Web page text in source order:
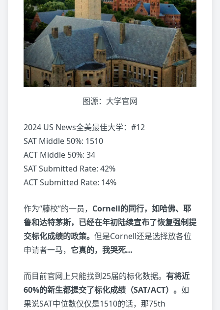
图源：大学官网
2024 US News全美最佳大学：#12
SAT Middle 50%: 1510
ACT Middle 50%: 34
SAT Submitted Rate: 42%
ACT Submitted Rate: 14%
作为“藤校”的一员， Cornell的同行，如哈佛、耶
鲁和达特茅斯，已经在年初陆续宣布了恢复强制提
交标化成绩的政策。 但是Cornell还是选择放各位
申请者一马， 它真的，我哭死…
而目前官网上只能找到25届的标化数据。 有将近
60%的新生都提交了标化成绩（SAT/ACT）。 如
果说SAT中位数仅仅是1510的话，那75th